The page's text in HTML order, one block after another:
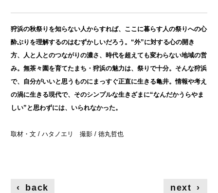
狩浜の秋祭りを知らない人からすれば、ここに暮らす人の祭りへの心
酔ぶりを理解するのはむずかしいだろう。“外”に対する心の開き
方、人と人とのつながりの濃さ、時代を超えても変わらない地域の営
み。無茶々園を育てたまち・狩浜の魅力は、祭りで十分。そんな狩浜
で、自分がいいと思うものにまっすぐ正直に生きる亀井。情報や考え
の渦に生きる現代で、そのシンプルな生きざまに“なんだかうらやま
しい”と思わずには、いられなかった。
取材・文 / ハタノエリ 撮影 / 徳丸哲也
‹ back next ›